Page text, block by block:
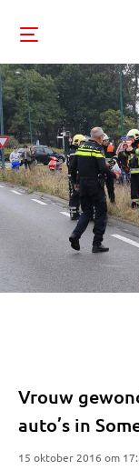
Vrouw
auto’s in
15 oktober 2016 om